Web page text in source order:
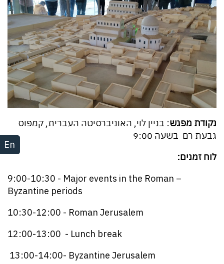
En
נקודת מפגש: בניין לוי, האוניברסיטה העברית, קמפוס
גבעת רם בשעה 9:00
לוח זמנים:
9:00-10:30 - Major events in the Roman –
Byzantine periods
10:30-12:00 - Roman Jerusalem
12:00-13:00 - Lunch break
13:00-14:00- Byzantine Jerusalem